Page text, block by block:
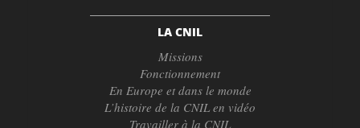
LA CNIL
Missions
Fonctionnement
En Europe et dans le monde
L’histoire de la CNIL en vidéo
Travailler à la CNIL